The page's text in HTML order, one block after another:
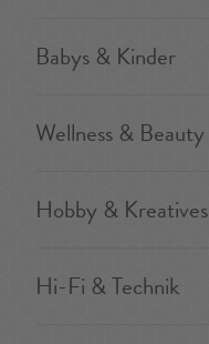
Babys & Kinder
Wellness & Beauty
Hobby & Kreatives
Hi-Fi & Technik